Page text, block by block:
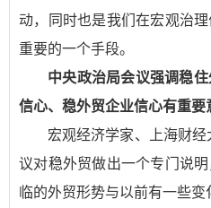
动，同时也是我们在宏观治
重要的一个手段。
中央政治局会议强调稳
信心、稳外贸企业信心有重要
宏观经济学家、上海财经
议对稳外贸做出一个专门说
临的外贸形势与以前有一些变